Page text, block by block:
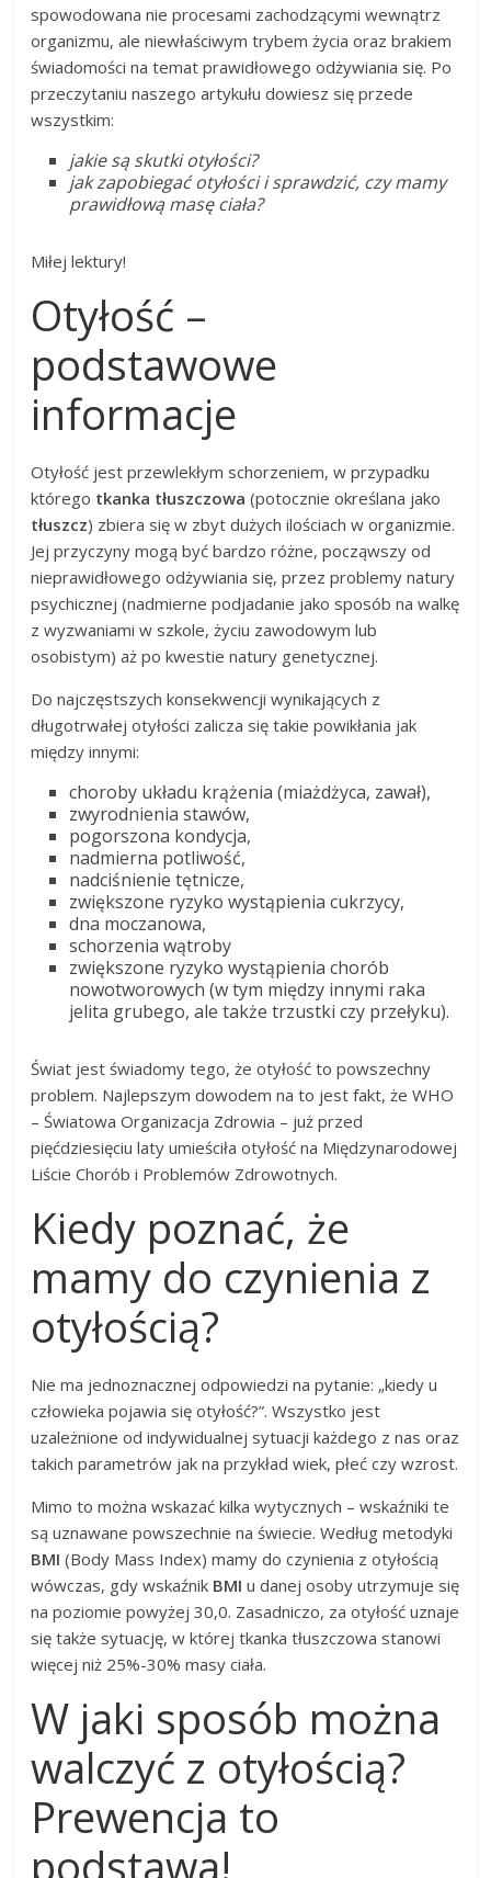
spowodowana nie procesami zachodzącymi wewnątrz
organizmu, ale niewłaściwym trybem życia oraz brakiem
świadomości na temat prawidłowego odżywiania się. Po
przeczytaniu naszego artykułu dowiesz się przede
wszystkim:
jakie są skutki otyłości?
jak zapobiegać otyłości i sprawdzić, czy mamy
prawidłową masę ciała?
Miłej lektury!
Otyłość –
podstawowe
informacje
Otyłość jest przewlekłym schorzeniem, w przypadku
którego tkanka tłuszczowa (potocznie określana jako
tłuszcz) zbiera się w zbyt dużych ilościach w organizmie.
Jej przyczyny mogą być bardzo różne, począwszy od
nieprawidłowego odżywiania się, przez problemy natury
psychicznej (nadmierne podjadanie jako sposób na walkę
z wyzwaniami w szkole, życiu zawodowym lub
osobistym) aż po kwestie natury genetycznej.
Do najczęstszych konsekwencji wynikających z
długotrwałej otyłości zalicza się takie powikłania jak
między innymi:
choroby układu krążenia (miażdżyca, zawał),
zwyrodnienia stawów,
pogorszona kondycja,
nadmierna potliwość,
nadciśnienie tętnicze,
zwiększone ryzyko wystąpienia cukrzycy,
dna moczanowa,
schorzenia wątroby
zwiększone ryzyko wystąpienia chorób
nowotworowych (w tym między innymi raka
jelita grubego, ale także trzustki czy przełyku).
Świat jest świadomy tego, że otyłość to powszechny
problem. Najlepszym dowodem na to jest fakt, że WHO
– Światowa Organizacja Zdrowia – już przed
pięćdziesięciu laty umieściła otyłość na Międzynarodowej
Liście Chorób i Problemów Zdrowotnych.
Kiedy poznać, że
mamy do czynienia z
otyłością?
Nie ma jednoznacznej odpowiedzi na pytanie: „kiedy u
człowieka pojawia się otyłość?”. Wszystko jest
uzależnione od indywidualnej sytuacji każdego z nas oraz
takich parametrów jak na przykład wiek, płeć czy wzrost.
Mimo to można wskazać kilka wytycznych – wskaźniki te
są uznawane powszechnie na świecie. Według metodyki
BMI (Body Mass Index) mamy do czynienia z otyłością
wówczas, gdy wskaźnik BMI u danej osoby utrzymuje się
na poziomie powyżej 30,0. Zasadniczo, za otyłość uznaje
się także sytuację, w której tkanka tłuszczowa stanowi
więcej niż 25%-30% masy ciała.
W jaki sposób można
walczyć z otyłością?
Prewencja to
podstawa!